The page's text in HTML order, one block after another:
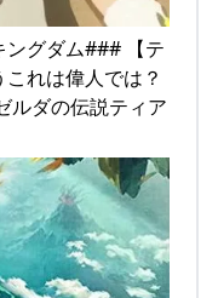
ングダム### 【テ
れは偉人では？
ルダの伝説ティア